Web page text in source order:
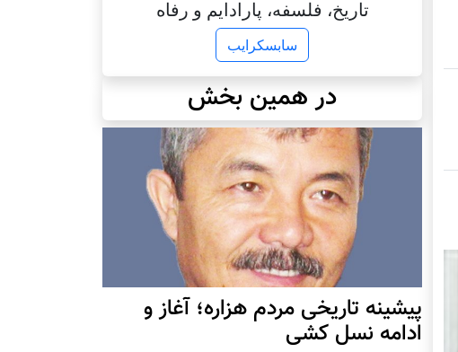
تاریخ، فلسفه، پارادایم و رفاه
سابسکرایب
در همین بخش
پيشينه تاريخی مردم هزاره؛ آغاز و
ادامه نسل کشی